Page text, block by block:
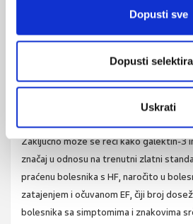
Dopusti sve
Dopusti
Uskrati
HFpEF ima lošiju prognozu, veću stopu
Counseling Failure) pokazuje kako se
donijeti i kod HFrEF bolesnika.
Zaključno može se reći kako galektin-3
značaj u odnosu na trenutni zlatni
praćenu bolesnika s HF, naročito u
zatajenjem i očuvanom EF, čiji broj
bolesnika sa simptomima i znakovima